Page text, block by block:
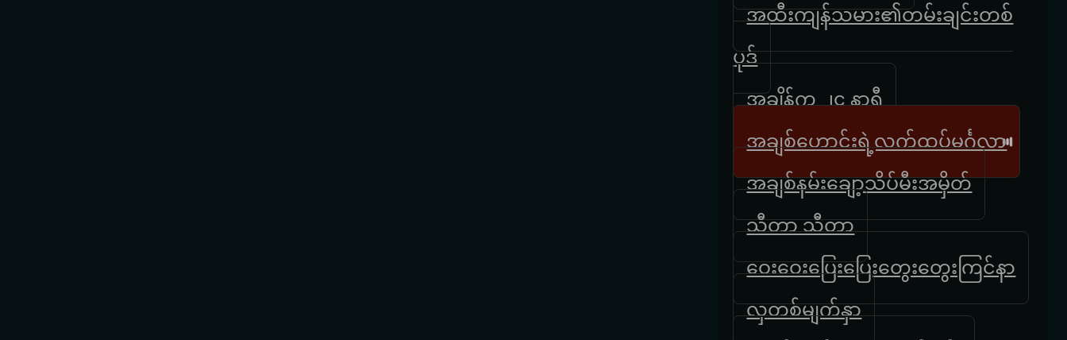
အထီးကျန်သမား၏တမ်းချင်းတစ်
ပုဒ်
အချိန်က ၂၄ နာရီ
အချစ်ဟောင်းရဲ့လက်ထပ်မင်္ဂလာ
အချစ်နမ်းချော့သိပ်မီးအမှိတ်
သီတာ သီတာ
ဝေးဝေးပြေးပြေးတွေးတွေးကြင်နာ
လှတစ်မျက်နှာ